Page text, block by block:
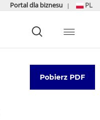
Portal dla biznesu | PL
Pobierz PDF